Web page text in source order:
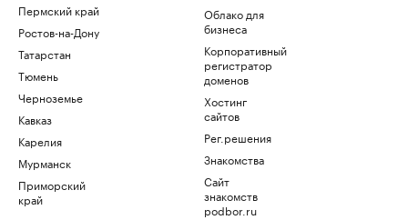
Пермский край
Ростов-на-Дону
Татарстан
Тюмень
Черноземье
Кавказ
Карелия
Мурманск
Приморский
край
Облако для
бизнеса
Корпоративный
регистратор
доменов
Хостинг
сайтов
Рег.решения
Знакомства
Сайт
знакомств
podbor.ru